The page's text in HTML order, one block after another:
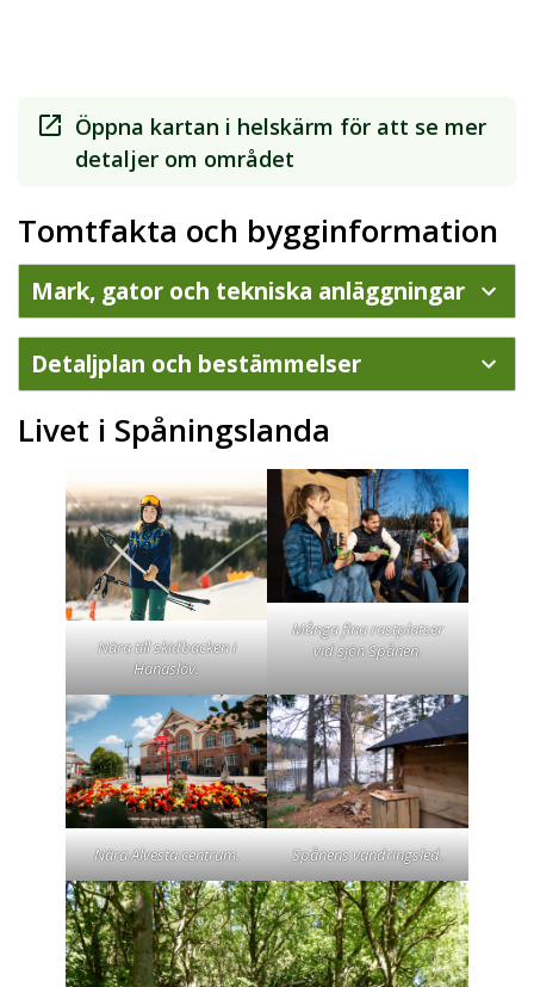
Öppna kartan i helskärm för att se mer
detaljer om området
Tomtfakta och bygginformation
Mark, gator och tekniska anläggningar
Detaljplan och bestämmelser
Livet i Spåningslanda
Nära till skidbacken i
Hanaslöv.
Många fina rastplatser
vid sjön Spånen.
Nära Alvesta centrum. Spånens vandringsled.